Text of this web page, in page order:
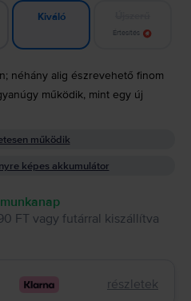
Kiváló
Értesítés
néhány alig észrevehető finom
működik, mint egy új
működik
képes akkumulátor
FT vagy futárral kiszállítva
részletek